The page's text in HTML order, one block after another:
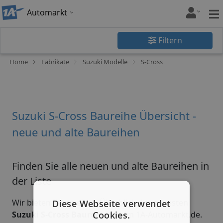
Automarkt
Filtern
Home Fabrikate Suzuki Modelle S-Cross
Suzuki S-Cross Baureihe Übersicht -
neue und alte Baureihen
Finden Sie alle neuen und alte Baureihen in
der Liste
Wir bieten Ihnen einen Überblick der neuesten
Suzuki S-Cross Baureihenbeim 1A-Automarkt.de.
Diese Webseite verwendet
Cookies.